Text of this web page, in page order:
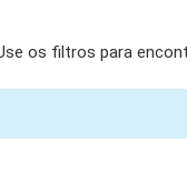
os filtros para